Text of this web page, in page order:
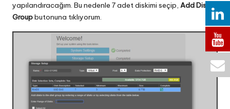
yapılandıracağım. Bu nedenle 7 adet diskimi seçip, Add Disk
Groupbutonuna tıklıyorum.